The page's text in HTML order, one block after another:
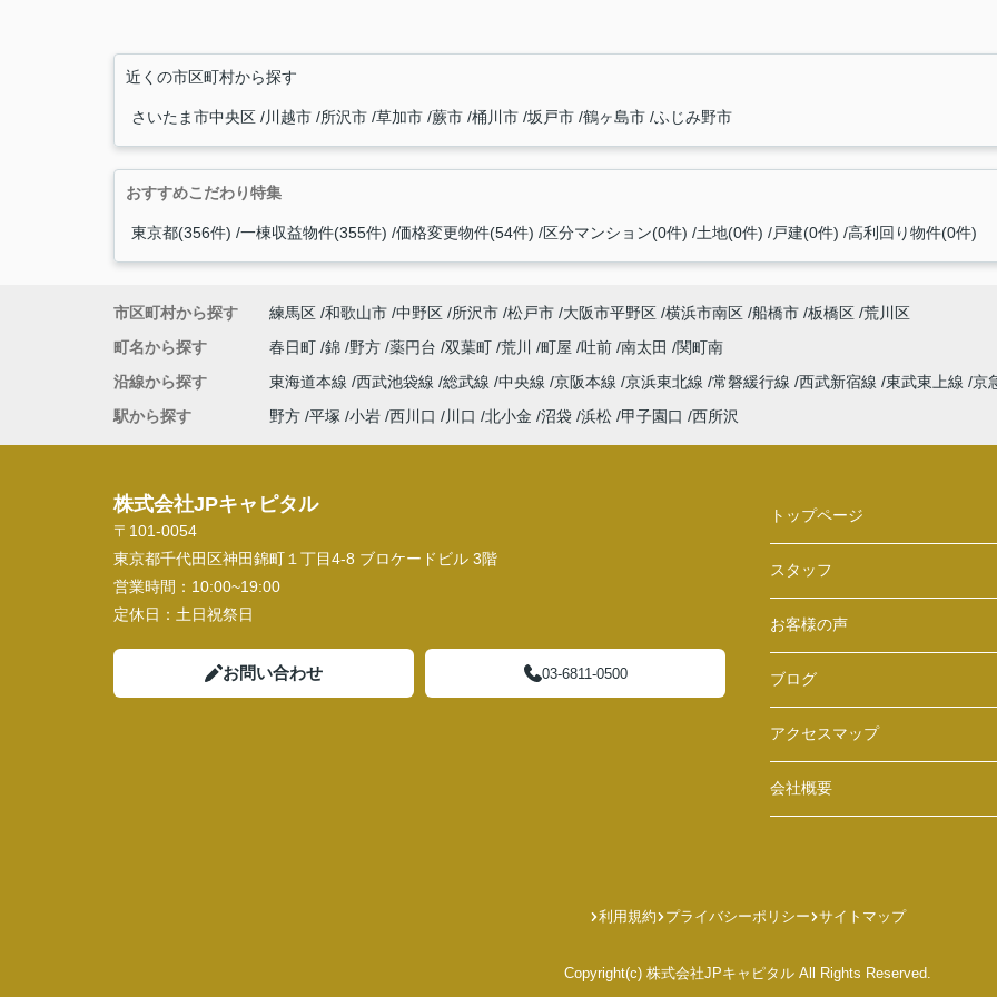
近くの市区町村から探す
さいたま市中央区 川越市 所沢市 草加市 蕨市 桶川市 坂戸市 鶴ヶ島市 ふじみ野市
おすすめこだわり特集
東京都(356件) 一棟収益物件(355件) 価格変更物件(54件) 区分マンション(0件) 土地(0件) 戸建(0件) 高利回り物件(0件)
市区町村から探す 練馬区 和歌山市 中野区 所沢市 松戸市 大阪市平野区 横浜市南区 船橋市 板橋区 荒川区
町名から探す
春日町 錦 野方 薬円台 双葉町 荒川 町屋 吐前 南太田
関町南
沿線から探す
東海道本線 西武池袋線 総武線 中央線 京阪本線 京浜東北線 常磐緩行線 西武新宿線 東武東上線 京
駅から探す
野方 平塚 小岩 西川口 川口 北小金 沼袋 浜松 甲子園口 西所沢
株式会社JPキャピタル
〒101-0054
東京都千代田区神田錦町１丁目4-8 ブロケードビル 3階
営業時間： 10:00~19:00
定休日： 土日祝祭日
お問い合わせ 03-6811-0500
トップページ
スタッフ
お客様の声
ブログ
アクセスマップ
会社概要
利用規約 プライバシーポリシー サイトマップ
Copyright(c) 株式会社JPキャピタル All Rights Reserved.